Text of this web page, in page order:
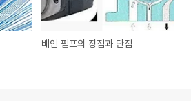
베인 펌프의 장점과 단점